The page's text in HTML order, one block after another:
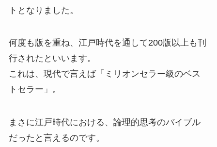
トとなりました。
何度も版を重ね、江戸時代を通して200版以上も刊
行されたといいます。
これは、現代で言えば「ミリオンセラー級のベス
トセラー」。
まさに江戸時代における、論理的思考のバイブル
だったと言えるのです。